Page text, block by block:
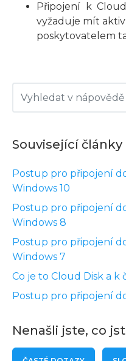
Související články
Postup pro připojení
Windows 10
Postup pro připojení
Windows 8
Postup pro připojení
Windows 7
Co je to Cloud Disk a
Postup pro připojení
Nenašli jste, co
Připojení k
vyžaduje mít
poskytovatelem